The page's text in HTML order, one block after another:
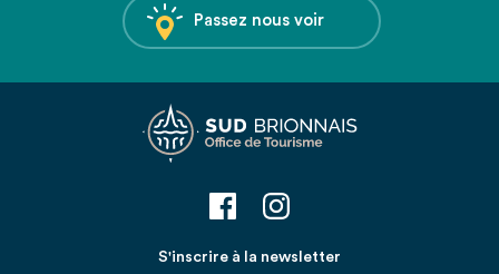
Passez nous voir
S'inscrire à la newsletter